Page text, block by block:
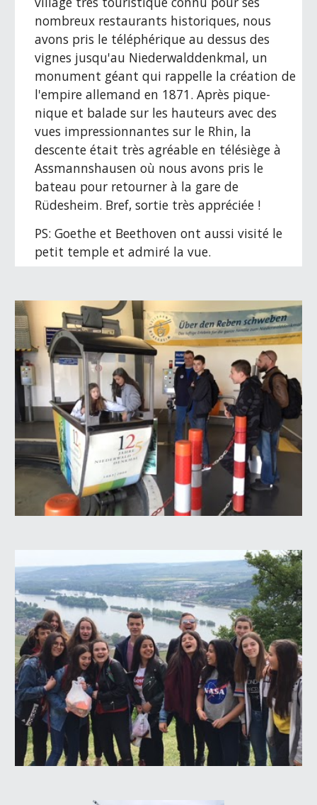
nombreux restaurants historiques, nous
avons pris le téléphérique au dessus des
vignes jusqu'au Niederwalddenkmal, un
monument géant qui rappelle la création de
l'empire allemand en 1871. Après pique-
nique et balade sur les hauteurs avec des
vues impressionnantes sur le Rhin, la
descente était très agréable en télésiège à
Assmannshausen où nous avons pris le
bateau pour retourner à la gare de
Rüdesheim. Bref, sortie très appréciée !
PS: Goethe et Beethoven ont aussi visité le
petit temple et admiré la vue.